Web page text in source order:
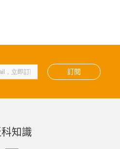
訂閱
知識